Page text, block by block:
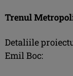
Trenul
Detaliile
Emil Boc: